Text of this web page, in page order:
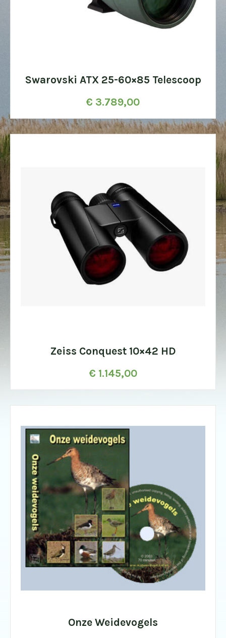
Swarovski ATX 25-60×85 Telescoop
€ 3.789,00
Zeiss Conquest 10×42 HD
€ 1.145,00
Onze Weidevogels